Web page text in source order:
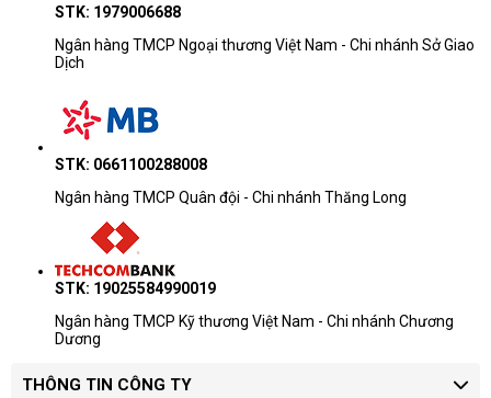
STK: 1979006688
Ngân hàng TMCP Ngoại thương Việt Nam - Chi nhánh Sở Giao
Dịch
STK: 0661100288008
Ngân hàng TMCP Quân đội - Chi nhánh Thăng Long
STK: 19025584990019
Ngân hàng TMCP Kỹ thương Việt Nam - Chi nhánh Chương
Dương
THÔNG TIN CÔNG TY